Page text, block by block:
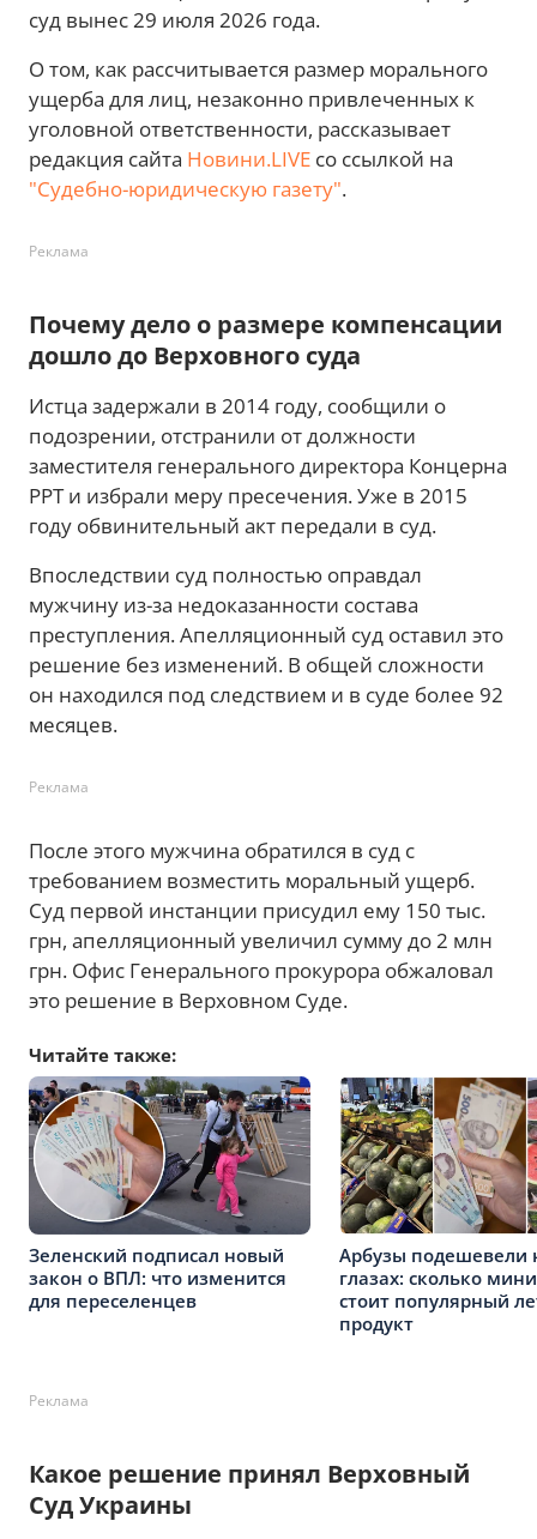
суд вынес 29 июля 2026 года.
О том, как рассчитывается размер морального
ущерба для лиц, незаконно привлеченных к
уголовной ответственности, рассказывает
редакция сайта Новини.LIVE со ссылкой на
"Судебно-юридическую газету".
Реклама
Почему дело о размере компенсации
дошло до Верховного суда
Истца задержали в 2014 году, сообщили о
подозрении, отстранили от должности
заместителя генерального директора Концерна
РРТ и избрали меру пресечения. Уже в 2015
году обвинительный акт передали в суд.
Впоследствии суд полностью оправдал
мужчину из-за недоказанности состава
преступления. Апелляционный суд оставил это
решение без изменений. В общей сложности
он находился под следствием и в суде более 92
месяцев.
Реклама
После этого мужчина обратился в суд с
требованием возместить моральный ущерб.
Суд первой инстанции присудил ему 150 тыс.
грн, апелляционный увеличил сумму до 2 млн
грн. Офис Генерального прокурора обжаловал
это решение в Верховном Суде.
Читайте также:
Зеленский подписал новый
закон о ВПЛ: что изменится
для переселенцев
Арбузы подешевели
глазах: сколько
стоит популярный
продукт
Реклама
Какое решение принял Верховный
Суд Украины